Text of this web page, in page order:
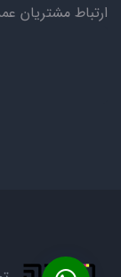
ارتباط مشتریان عمده :